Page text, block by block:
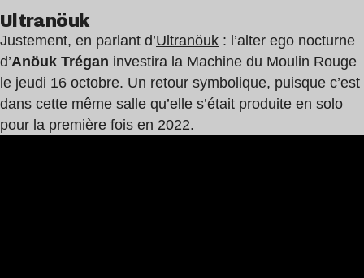
Ultranöuk
Justement, en parlant d’Ultranöuk : l’alter ego nocturne
d’Anöuk Trégan investira la Machine du Moulin Rouge
le jeudi 16 octobre. Un retour symbolique, puisque c’est
dans cette même salle qu’elle s’était produite en solo
pour la première fois en 2022.